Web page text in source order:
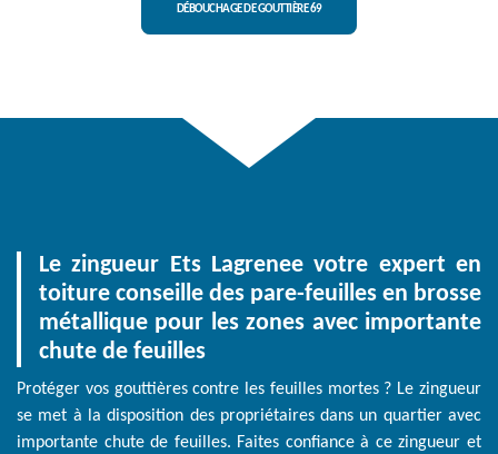
DÉBOUCHAGE DE GOUTTIÈRE 69
Le zingueur Ets Lagrenee votre expert en
toiture conseille des pare-feuilles en brosse
métallique pour les zones avec importante
chute de feuilles
Protéger vos gouttières contre les feuilles mortes ? Le zingueur
se met à la disposition des propriétaires dans un quartier avec
importante chute de feuilles. Faites confiance à ce zingueur et